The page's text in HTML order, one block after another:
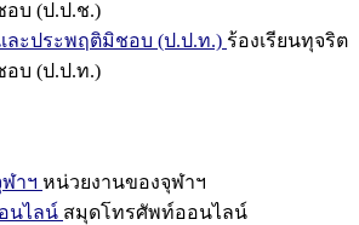
บ (ป.ป.ช.)
ละประพฤติมิชอบ (ป.ป.ท.) ร้องเรียนทุจริต
บ (ป.ป.ท.)
าฯ หน่วยงานของจุฬาฯ
นไลน์ สมุดโทรศัพท์ออนไลน์